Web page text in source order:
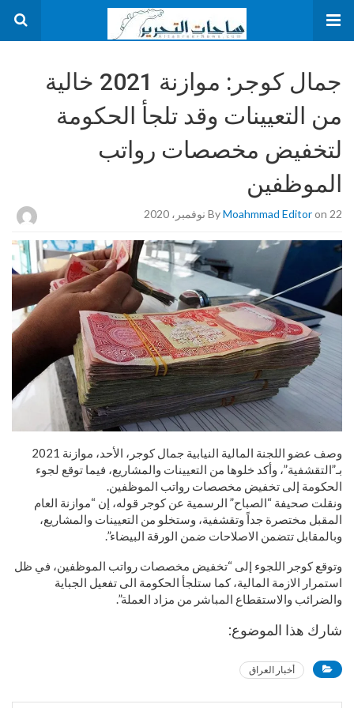
جمال كوجر: موازنة 2021 خالية
من التعيينات وقد تلجأ الحكومة
لتخفيض مخصصات رواتب
الموظفين
ByMoahmmad Editoron 22 نوفمبر، 2020
وصف عضو اللجنة المالية النيابية جمال كوجر، الأحد، موازنة 2021
بـ”التقشفية”، وأكد خلوها من التعيينات والمشاريع، فيما توقع لجوء
الحكومة إلى تخفيض مخصصات رواتب الموظفين.
ونقلت صحيفة “الصباح” الرسمية عن كوجر قوله، إن “موازنة العام
المقبل مختصرة جداً وتقشفية، وستخلو من التعيينات والمشاريع،
وبالمقابل تتضمن الاصلاحات ضمن الورقة البيضاء”.
وتوقع كوجر اللجوء إلى “تخفيض مخصصات رواتب الموظفين، في ظل
استمرار الازمة المالية، كما ستلجأ الحكومة الى تفعيل الجباية
والضرائب والاستقطاع المباشر من مزاد العملة”.
شارك هذا الموضوع:
أخبار العراق